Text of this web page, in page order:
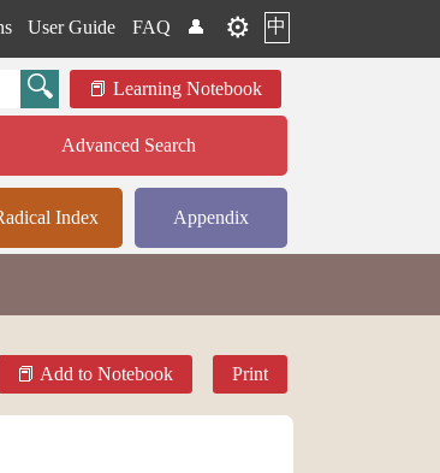
User Guide FAQ 👤 ⚙️ 中
Learning Notebook
Advanced Search
Index Appendix
Add to Notebook Print